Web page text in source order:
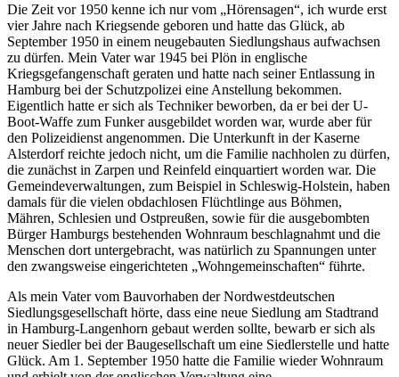
Die Zeit vor 1950 kenne ich nur vom
Hörensagen , ich wurde erst
vier Jahre nach Kriegsende geboren und hatte das Glück, ab
September 1950 in einem neugebauten Siedlungshaus aufwachsen
zu dürfen. Mein Vater war 1945 bei Plön in englische
Kriegsgefangenschaft geraten und hatte nach seiner Entlassung in
Hamburg bei der Schutzpolizei eine Anstellung bekommen.
Eigentlich hatte er sich als Techniker beworben, da er bei der U-
Boot-Waffe zum Funker ausgebildet worden war, wurde aber für
den Polizeidienst angenommen. Die Unterkunft in der Kaserne
Alsterdorf reichte jedoch nicht, um die Familie nachholen zu dürfen,
die zunächst in Zarpen und Reinfeld einquartiert worden war. Die
Gemeindeverwaltungen, zum Beispiel in Schleswig-Holstein, haben
damals für die vielen obdachlosen Flüchtlinge aus Böhmen,
Mähren, Schlesien und Ostpreußen, sowie für die ausgebombten
Bürger Hamburgs bestehenden Wohnraum beschlagnahmt und die
Menschen dort untergebracht, was natürlich zu Spannungen unter
den zwangsweise eingerichteten
Wohngemeinschaften
führte.
Als mein Vater vom Bauvorhaben der Nordwestdeutschen
Siedlungsgesellschaft hörte, dass eine neue Siedlung am Stadtrand
in Hamburg-Langenhorn gebaut werden sollte, bewarb er sich als
neuer Siedler bei der Baugesellschaft um eine Siedlerstelle und hatte
Glück. Am 1. September 1950 hatte die Familie wieder Wohnraum